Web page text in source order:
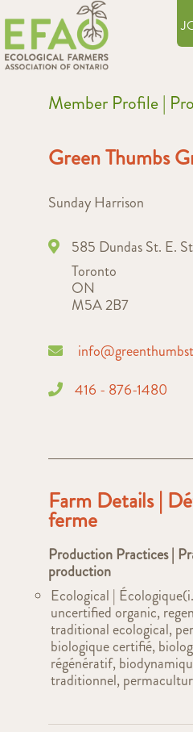
Member Profile |
Green Thumbs
Sunday Harrison
585 Dundas St. E.
Toronto
ON
M5A 2B7
416 - 876-1480
Farm Details |
ferme
Production Practices |
production
Ecological |
uncertified organic,
traditional ecological,
biologique certifié,
régénératif,
traditionnel,